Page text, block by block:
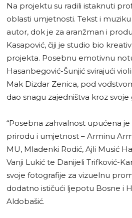
Na projektu su radili istaknuti
oblasti umjetnosti. Tekst i
autor, dok je za aranžman i
Kasapović, čiji je studio bio
projekta. Posebnu emotivnu
Hasanbegović-Šunjić svirajući
Mak Dizdar Zenica, pod
dao snagu zajedništva kroz svoje
“Posebna zahvalnost upućena
prirodu i umjetnost – Arminu
MU, Mladenki Rodić, Ajli Musić
Vanji Lukić te Danijeli Trifković-
svoje fotografije za vizuelnu
dodatno ističući ljepotu Bosne i
Aldobašić.